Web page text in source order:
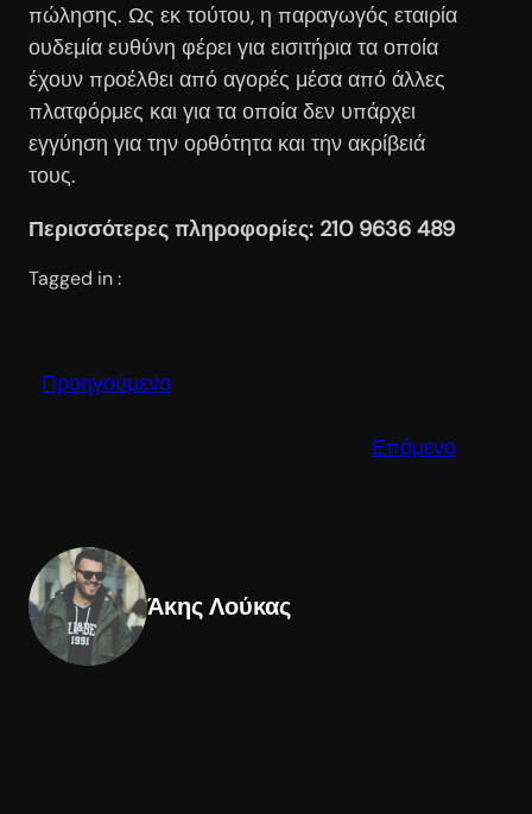
πώλησης. Ως εκ τούτου, η παραγωγός εταιρία
ουδεμία ευθύνη φέρει για εισιτήρια τα οποία
έχουν προέλθει από αγορές μέσα από άλλες
πλατφόρμες και για τα οποία δεν υπάρχει
εγγύηση για την ορθότητα και την ακρίβειά
τους.
Περισσότερες πληροφορίες: 210 9636 489
Tagged in :
Προηγούμενο
Επόμενο
Άκης Λούκας